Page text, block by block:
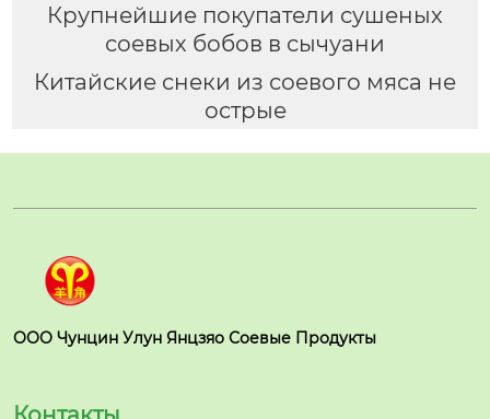
Крупнейшие покупатели сушеных
соевых бобов в сычуани
Китайские снеки из соевого мяса не
острые
ООО Чунцин Улун Янцзяо Соевые Продукты